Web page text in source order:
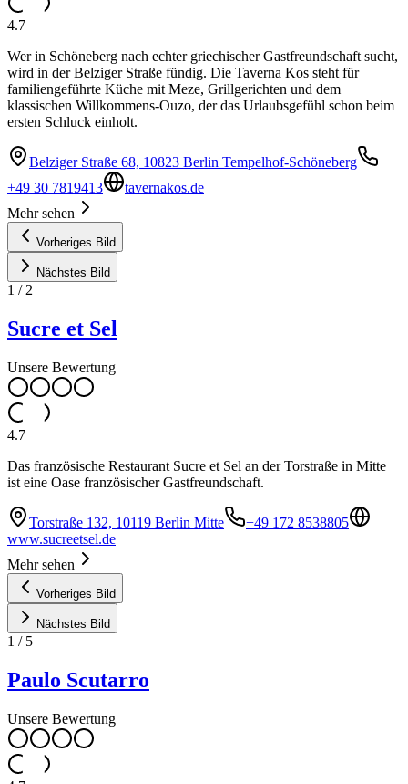
4.7
Wer in Schöneberg nach echter griechischer Gastfreundschaft sucht,
wird in der Belziger Straße fündig. Die Taverna Kos steht für
familiengeführte Küche mit Meze, Grillgerichten und dem
klassischen Willkommens-Ouzo, der das Urlaubsgefühl schon beim
ersten Schluck einholt.
Belziger Straße 68, 10823 Berlin Tempelhof-Schöneberg
+49 30 7819413
tavernakos.de
Mehr sehen
Vorheriges Bild
Nächstes Bild
1 / 2
Sucre et Sel
Unsere Bewertung
4.7
Das französische Restaurant Sucre et Sel an der Torstraße in Mitte
ist eine Oase französischer Gastfreundschaft.
Torstraße 132, 10119 Berlin Mitte
+49 172 8538805
www.sucreetsel.de
Mehr sehen
Vorheriges Bild
Nächstes Bild
1 / 5
Paulo Scutarro
Unsere Bewertung